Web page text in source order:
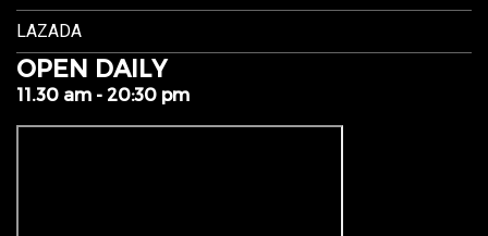
LAZADA
OPEN DAILY
11.30 am - 20:30 pm